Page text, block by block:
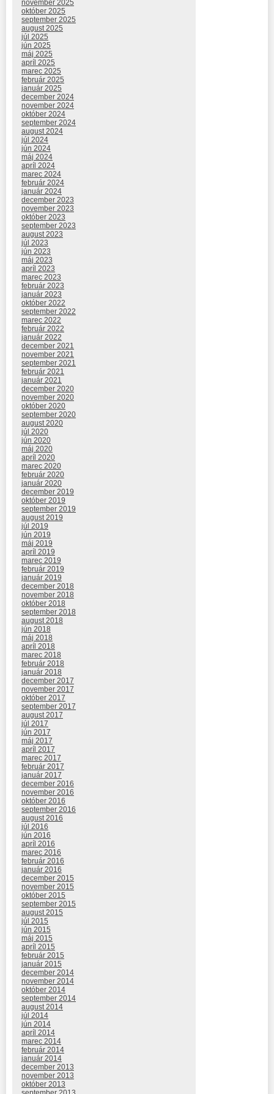
november 2025
október 2025
september 2025
august 2025
júl 2025
jún 2025
máj 2025
apríl 2025
marec 2025
február 2025
január 2025
december 2024
november 2024
október 2024
september 2024
august 2024
júl 2024
jún 2024
máj 2024
apríl 2024
marec 2024
február 2024
január 2024
december 2023
november 2023
október 2023
september 2023
august 2023
júl 2023
jún 2023
máj 2023
apríl 2023
marec 2023
február 2023
január 2023
október 2022
september 2022
marec 2022
február 2022
január 2022
december 2021
november 2021
september 2021
február 2021
január 2021
december 2020
november 2020
október 2020
september 2020
august 2020
júl 2020
jún 2020
máj 2020
apríl 2020
marec 2020
február 2020
január 2020
december 2019
október 2019
september 2019
august 2019
júl 2019
jún 2019
máj 2019
apríl 2019
marec 2019
február 2019
január 2019
december 2018
november 2018
október 2018
september 2018
august 2018
jún 2018
máj 2018
apríl 2018
marec 2018
február 2018
január 2018
december 2017
november 2017
október 2017
september 2017
august 2017
júl 2017
jún 2017
máj 2017
apríl 2017
marec 2017
február 2017
január 2017
december 2016
november 2016
október 2016
september 2016
august 2016
júl 2016
jún 2016
apríl 2016
marec 2016
február 2016
január 2016
december 2015
november 2015
október 2015
september 2015
august 2015
júl 2015
jún 2015
máj 2015
apríl 2015
február 2015
január 2015
december 2014
november 2014
október 2014
september 2014
august 2014
júl 2014
jún 2014
apríl 2014
marec 2014
február 2014
január 2014
december 2013
november 2013
október 2013